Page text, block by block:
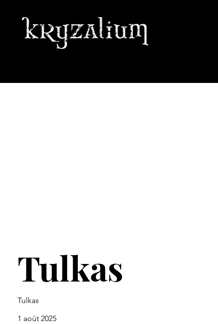
Tulkas
Tulkas
1 août 2025